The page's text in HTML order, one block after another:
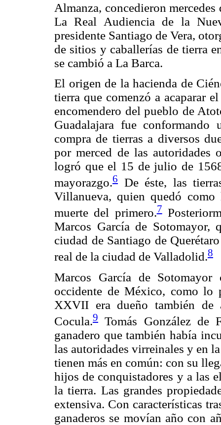
Almanza, concedieron
La Real Audiencia de la
presidente Santiago de Vera,
de sitios y caballerías de tierra
se cambió a La Barca.
El origen de la hacienda de
tierra que comenzó a acaparar
encomendero del pueblo de
Guadalajara fue conformando
compra de tierras a diversos
por merced de las autoridades
logró que el 15 de julio de
mayorazgo.6
De éste, las
Villanueva, quien quedó
muerte del primero.7
Marcos García de Sotomayor,
ciudad de Santiago de
real de la ciudad de Valladolid.8
Marcos García de
occidente de México, como lo
XXVII era dueño también de
Cocula.9
Tomás González de
ganadero que también había
las autoridades virreinales y en
tienen más en común: con su
hijos de conquistadores y a las
la tierra. Las grandes
extensiva. Con características
ganaderos se movían año con